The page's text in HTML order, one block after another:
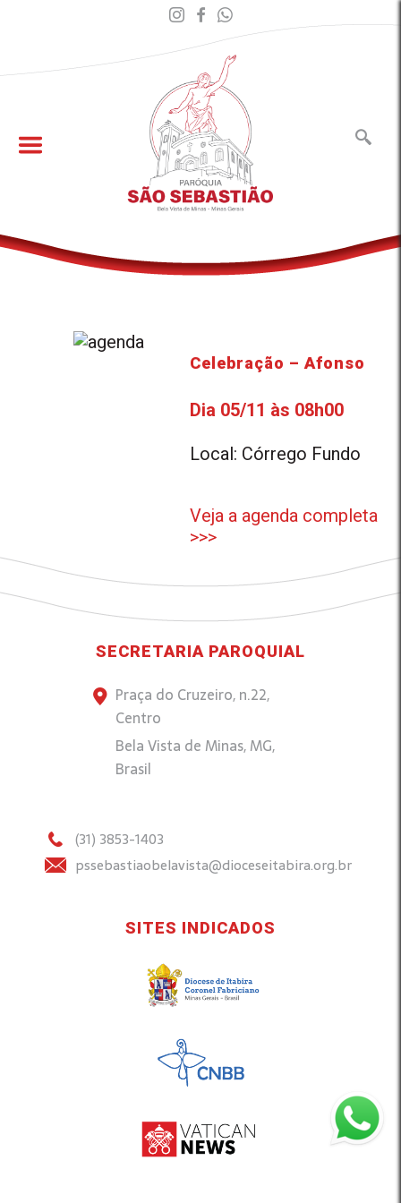
Celebração – Afonso
Dia 05/11 às 08h00
Local: Córrego Fundo
Veja a agenda completa
>>>
SECRETARIA PAROQUIAL
Praça do Cruzeiro, n.22,
Centro
Bela Vista de Minas, MG,
Brasil
(31) 3853-1403
pssebastiaobelavista@dioceseitabira.org.br
SITES INDICADOS